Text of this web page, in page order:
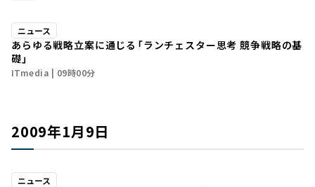
ニュース
あらゆる戦略立案に通じる――「ランチェスター思考 競争戦略の基
礎」
ITmedia 09時00分
2009年1月9日
ニュース